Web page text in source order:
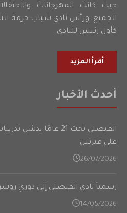
حيث كانت المهرجانات
الجميع، ورأس نادي شباب حرمة
كأول رئيس للنادي.
أقرأ المزيد
أحدث الأخبار
الفيصلي تحت 21 عامًا
على فترتين
26/07/2026
رسمياً نادي الفيصلي إلى دوري
14/05/2026